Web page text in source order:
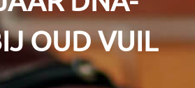
OUD VUIL